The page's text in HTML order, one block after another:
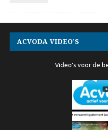
ACVODA VIDEO’S
Video's voor de